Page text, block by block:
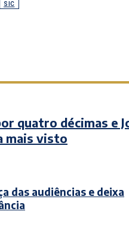
SIC
quatro décimas e
mais visto
das audiências e deixa